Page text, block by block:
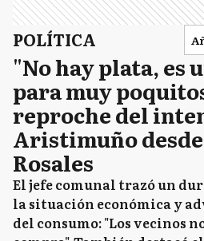
POLÍTICA
"No hay plata, es
para muy
reproche del
Aristimuño
Rosales
El jefe comunal trazó un
la situación económica y
del consumo: "Los vecinos